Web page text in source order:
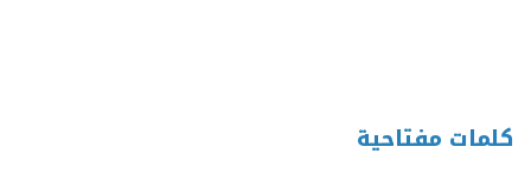
كلمات مفتاحية